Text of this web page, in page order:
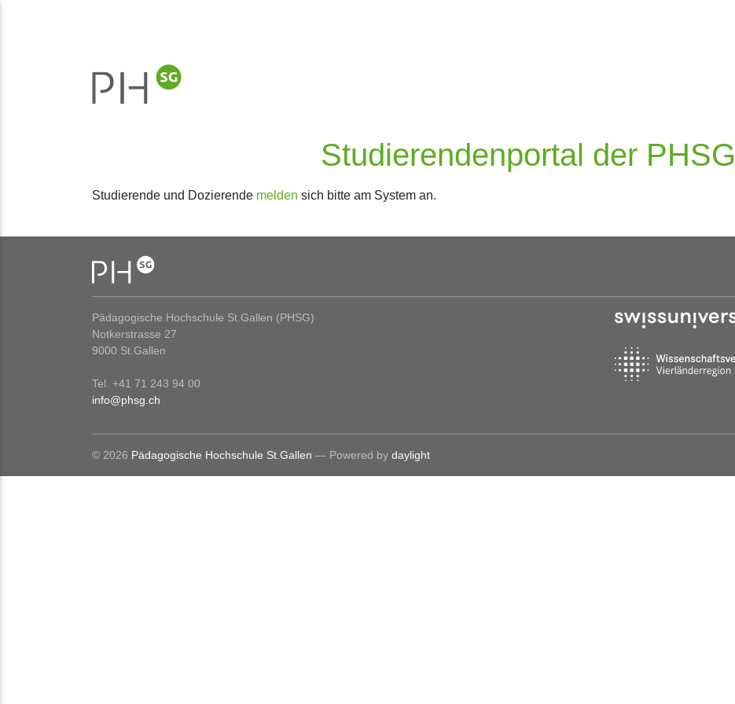
Studierendenportal der PHSG
Studierende und Dozierende melden sich bitte am System an.
Pädagogische Hochschule St.Gallen (PHSG)
Notkerstrasse 27
9000 St.Gallen
Tel. +41 71 243 94 00
info@phsg.ch
© 2026 Pädagogische Hochschule St.Gallen — Powered by daylight